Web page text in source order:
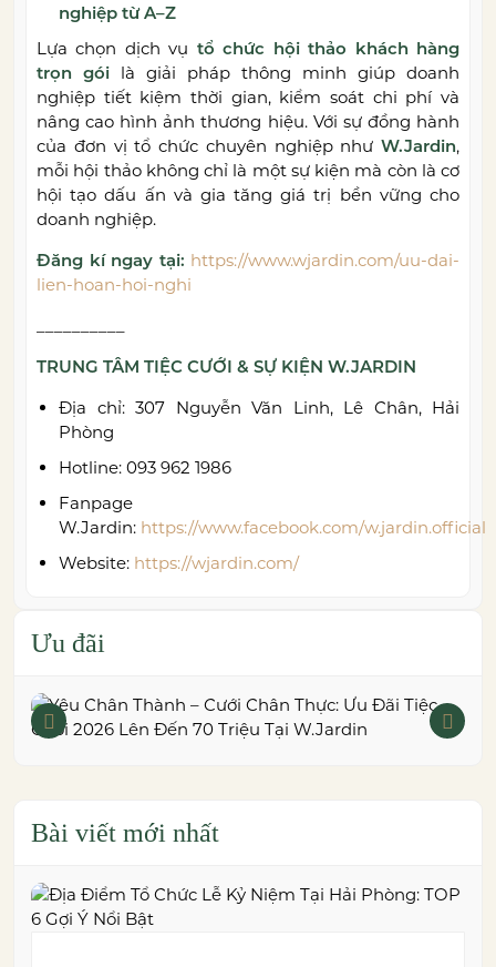
nghiệp từ A–Z
Lựa chọn dịch vụ tổ chức hội thảo khách hàng
trọn gói là giải pháp thông minh giúp doanh
nghiệp tiết kiệm thời gian, kiểm soát chi phí và
nâng cao hình ảnh thương hiệu. Với sự đồng hành
của đơn vị tổ chức chuyên nghiệp như W.Jardin,
mỗi hội thảo không chỉ là một sự kiện mà còn là cơ
hội tạo dấu ấn và gia tăng giá trị bền vững cho
doanh nghiệp.
Đăng kí ngay tại: https://www.wjardin.com/uu-dai-
lien-hoan-hoi-nghi
TRUNG TÂM TIỆC CƯỚI & SỰ KIỆN W.JARDIN
Địa chỉ: 307 Nguyễn Văn Linh, Lê Chân, Hải
Phòng
Hotline: 093 962 1986
Fanpage
W.Jardin: https://www.facebook.com/w.jardin.official
Website: https://wjardin.com/
Ưu đãi
Bài viết mới nhất